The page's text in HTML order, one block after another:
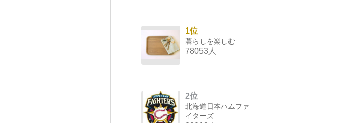
1位
暮らしを楽しむ
78053人
2位
北海道日本ハムファ
イターズ